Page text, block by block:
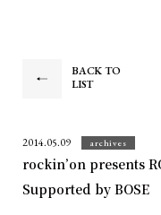
BACK TO
LIST
2014.05.09 archives
rockin’on presents
Supported by BOSE